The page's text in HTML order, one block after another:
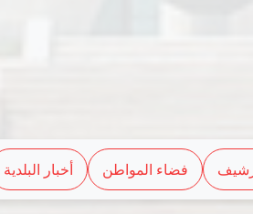
أخبار البلدية فضاء المواطن